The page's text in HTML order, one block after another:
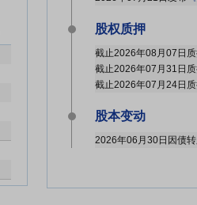
股权质押
股本变动
2026年06月30日因债